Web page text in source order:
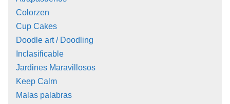
Colorzen
Cup Cakes
Doodle art / Doodling
Inclasificable
Jardines Maravillosos
Keep Calm
Malas palabras